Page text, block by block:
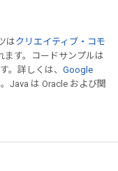
はクリエイティブ・コモ
ます。コードサンプルは
。詳しくは、 Google
Java は Oracle および関